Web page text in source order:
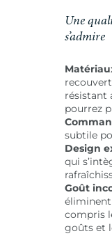
Une
s’admire
résistant
pourrez
subtile
Design
qui
Goût
éliminent
compris
goûts et